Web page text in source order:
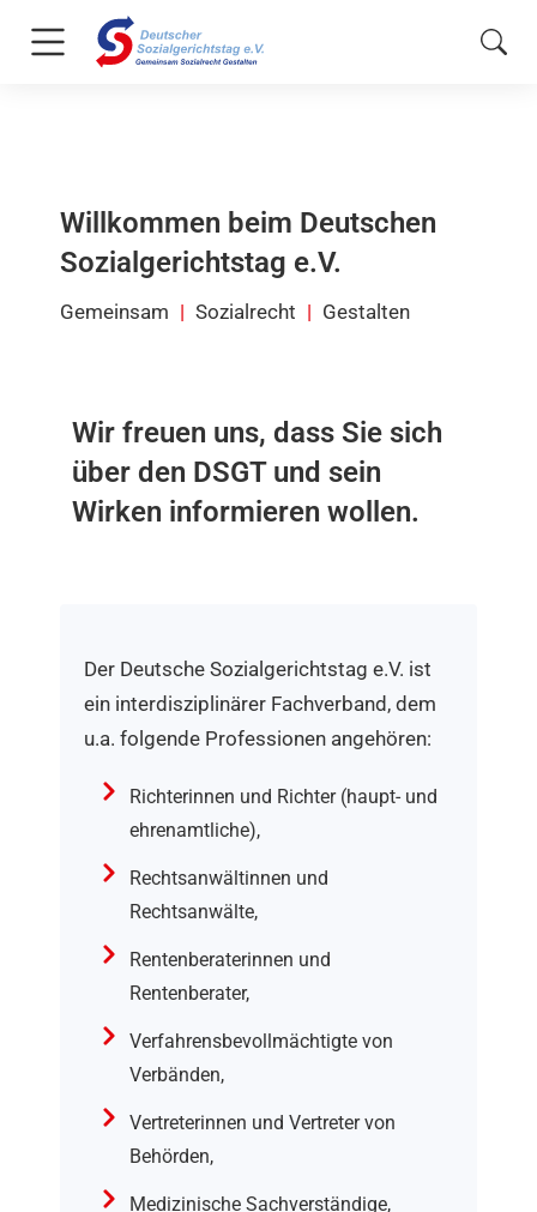
Willkommen beim Deutschen
Sozialgerichtstag e.V.
Gemeinsam | Sozialrecht | Gestalten
Wir freuen uns, dass Sie sich
über den DSGT und sein
Wirken informieren wollen.
Der Deutsche Sozialgerichtstag e.V. ist
ein interdisziplinärer Fachverband, dem
u.a. folgende Professionen angehören:
Richterinnen und Richter (haupt- und
ehrenamtliche),
Rechtsanwältinnen und
Rechtsanwälte,
Rentenberaterinnen und
Rentenberater,
Verfahrensbevollmächtigte von
Verbänden,
Vertreterinnen und Vertreter von
Behörden,
Medizinische Sachverständige,